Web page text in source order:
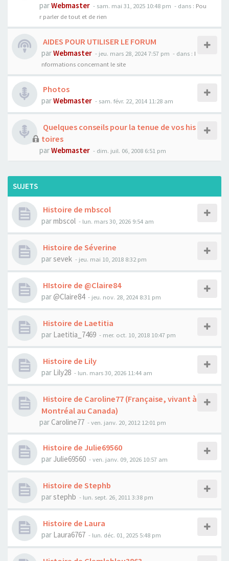
parWebmaster - sam. mai 31, 2025 10:48 pm - dans : Pou
r parler de tout et de rien
AIDES POUR UTILISER LE FORUM
parWebmaster - jeu. mars 28, 2024 7:57 pm - dans : I
nformations concernant le site
Photos
parWebmaster - sam. févr. 22, 2014 11:28 am
Quelques conseils pour la tenue de vos his
toires
parWebmaster - dim. juil. 06, 2008 6:51 pm
SUJETS
Histoire de mbscol
parmbscol - lun. mars 30, 2026 9:54 am
Histoire de Séverine
parsevek - jeu. mai 10, 2018 8:32 pm
HIstoire de @Claire84
par@Claire84 - jeu. nov. 28, 2024 8:31 pm
Histoire de Laetitia
par Laetitia_7469 - mer. oct. 10, 2018 10:47 pm
Histoire de Lily
par Lily28 - lun. mars 30, 2026 11:44 am
Histoire de Caroline77 (Française, vivant à
Montréal au Canada)
par Caroline77 - ven. janv. 20, 2012 12:01 pm
Histoire de Julie69560
par Julie69560 - ven. janv. 09, 2026 10:57 am
Histoire de Stephb
parstephb - lun. sept. 26, 2011 3:38 pm
Histoire de Laura
par Laura6767 - lun. déc. 01, 2025 5:48 pm